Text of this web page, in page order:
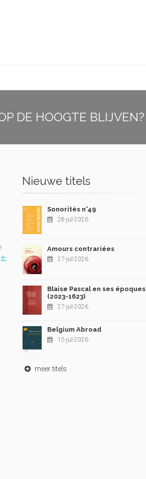
DE HOOGTE BLIJVEN?
e-
Nieuwe titels
Sonorités n°49
28-jul-2026
Amours contrariées
27-jul-2026
Blaise Pascal en ses époques
(2023-1623)
27-jul-2026
Belgium Abroad
15-jul-2026
meer titels